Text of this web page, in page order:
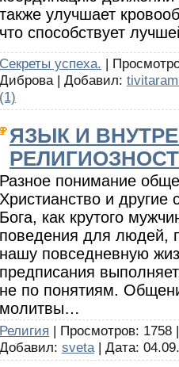
также улучшает
что способствует
Секреты успеха. |
Диброва | Добавил:
(1)
ЯЗЫК И
Разное понимание
Христианство и другие
Бога, как крутого
поведения для людей,
нашу повседневную
предписания
не по понятиям.
молитвы…
Религия | Просмотров:
Добавил: sveta | Дата: